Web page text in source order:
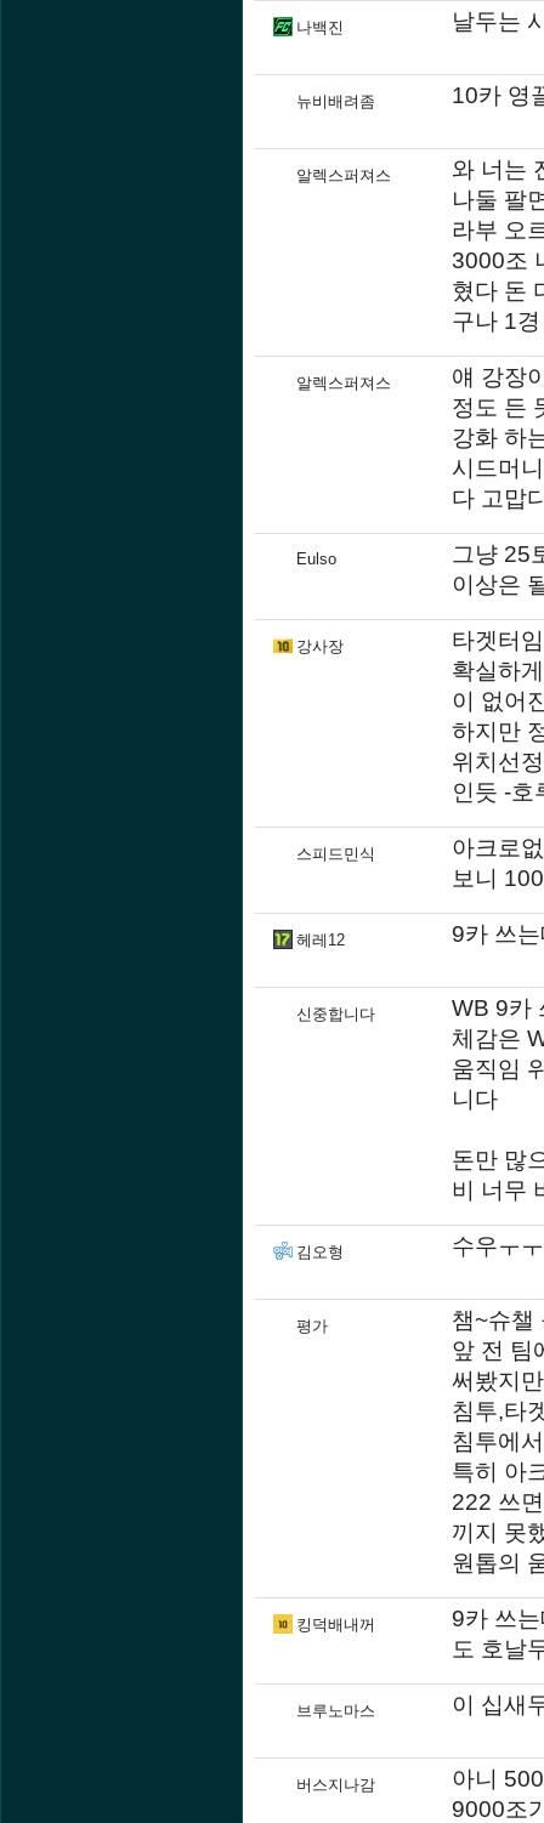
나백진 날두는
뉴비배려좀 10카 영
알렉스퍼져스
와 너는
나둘 팔
라부 오
3000조
혔다 돈
구나 1
알렉스퍼져스
얘 강장
정도 든
강화 하
시드머
다 고맙
Eulso
그냥 25
이상은
강사장
타겟터
확실하
이 없어
하지만
위치선
인듯 -호
스피드민식
아크로
보니
헤레12 9카 쓰
신중합니다
WB 9카
체감은
움직임
니다
돈만 많
비 너무
김오형 수우ㅜ
평가
챔~슈챌
앞 전 팀
써봤지
침투,타
침투에
특히 아
222 쓰
끼지 못
원톱의
킹덕배내꺼
9카 쓰
도 호날
브루노마스 이 십새
버스지나감
아니
9000조